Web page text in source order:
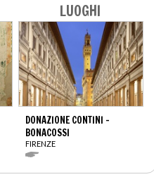
LUOGHI
DONAZIONE CONTINI –
BONACOSSI
FIRENZE